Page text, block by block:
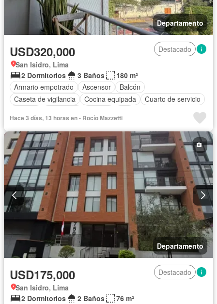
Departamento
USD320,000
Destacado
San Isidro, Lima
2 Dormitorios
3 Baños
180 m²
Armario empotrado
Ascensor
Balcón
Caseta de vigilancia
Cocina equipada
Cuarto de servicio
Hace 3 días, 13 horas en - Rocío Mazzetti
Departamento
USD175,000
Destacado
San Isidro, Lima
2 Dormitorios
2 Baños
76 m²